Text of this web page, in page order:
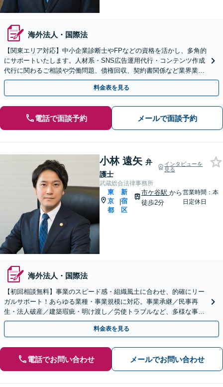
海外法人・国際法
【関東エリア対応】中小企業診断士やFPなどの資格を活かし、多角的
にサポートいたします。人材系・SNS広告運用代行・コンテンツ作成
代行に関わるご相談や労働問題、債権回収、契約書関係など業界業種
から規模に関わらず対応可能【初回相談無料】
料金表を見る
電話で面談予約 メールで面談予約
小林 遠矢 弁
護士
インタビューを
見る
武蔵総合法律事務所
東
京
都
|
新
宿
区
市ケ谷駅 から
徒歩2分
営業時間：本
日定休日
海外法人・国際法
【初回相談無料】事業のスピード感・組織風土に合わせ、的確にリー
ガルサポート！あらゆる業種・事業規模に対応。事業承継／民事再
生・法人破産／建築瑕疵・明け渡し／労使トラブルなど、多様な事案
に精通。顧問契約の実績多数【市ケ谷駅2分】【電話相談可】
料金表を見る
電話でお問い合わせ メールでお問い合わせ